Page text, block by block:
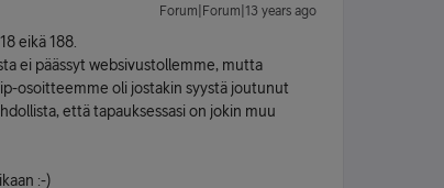
Forum|Forum|13 years ago
eikä 188.
ei päässyt websivustollemme, mutta
osoitteemme oli jostakin syystä joutunut
että tapauksessasi on jokin muu
:-)